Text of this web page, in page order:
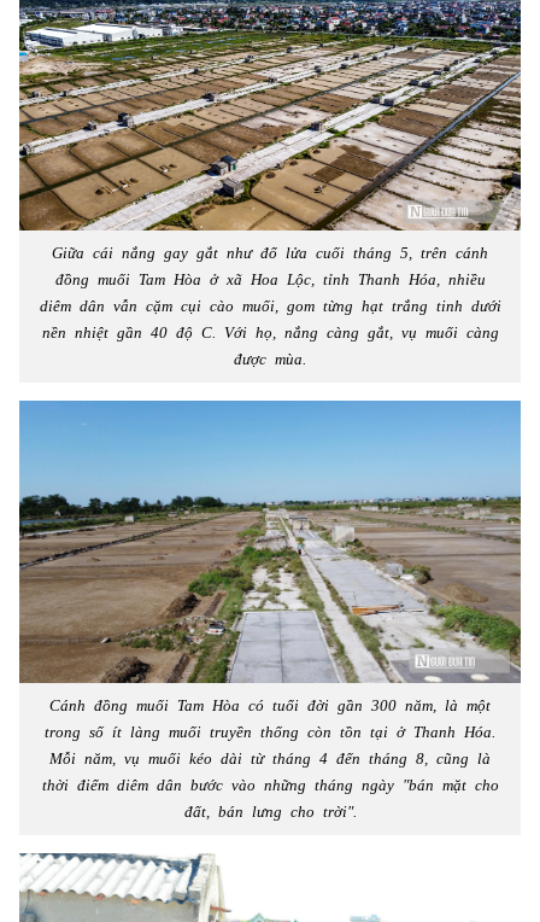
Giữa cái nắng gay gắt như đổ lửa cuối tháng 5, trên cánh
đồng muối Tam Hòa ở xã Hoa Lộc, tỉnh Thanh Hóa, nhiều
diêm dân vẫn cặm cụi cào muối, gom từng hạt trắng tinh dưới
nền nhiệt gần 40 độ C. Với họ, nắng càng gắt, vụ muối càng
được mùa.
Cánh đồng muối Tam Hòa có tuổi đời gần 300 năm, là một
trong số ít làng muối truyền thống còn tồn tại ở Thanh Hóa.
Mỗi năm, vụ muối kéo dài từ tháng 4 đến tháng 8, cũng là
thời điểm diêm dân bước vào những tháng ngày "bán mặt cho
đất, bán lưng cho trời".